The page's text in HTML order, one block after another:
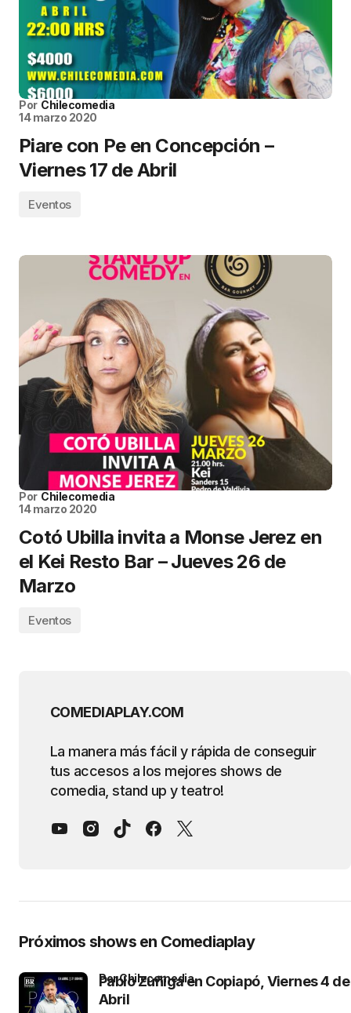
Por Chilecomedia
14 marzo 2020
Piare con Pe en Concepción –
Viernes 17 de Abril
Eventos
Por Chilecomedia
14 marzo 2020
Cotó Ubilla invita a Monse Jerez en
el Kei Resto Bar – Jueves 26 de
Marzo
Eventos
COMEDIAPLAY.COM
La manera más fácil y rápida de conseguir
tus accesos a los mejores shows de
comedia, stand up y teatro!
Próximos shows en Comediaplay
Pablo Zuñiga en Copiapó, Viernes 4 de
Abril
por Chilecomedia